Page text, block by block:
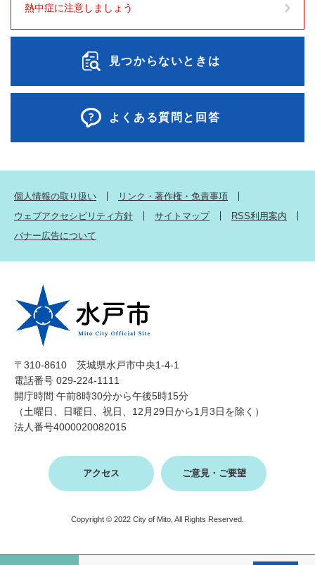
熱中症に注意しましょう
見つからないときは
よくある質問と回答
個人情報の取り扱い
リンク・著作権・免責事項
ウェブアクセシビリティ方針
サイトマップ
RSS利用案内
バナー広告について
〒310-8610 茨城県水戸市中央1-4-1
電話番号 029-224-1111
開庁時間 午前8時30分から午後5時15分
（土曜日、日曜日、祝日、12月29日から1月3日を除く）
法人番号4000020082015
アクセス ご意見・ご要望
Copyright © 2022 City of Mito, All Rights Reserved.